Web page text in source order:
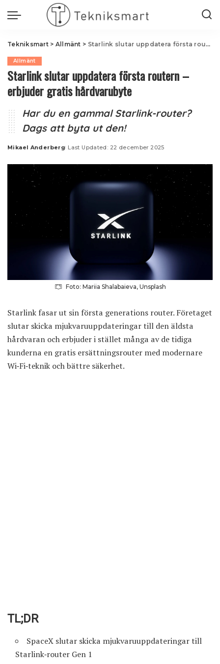
Tekniksmart> Allmänt > Starlink slutar uppdatera första routern – erbjud­er gratis hårdvaru­byte
Allmänt
Starlink slutar uppdatera första routern –
erbjud­er gratis hårdvaru­byte
Har du en gammal Starlink-router?
Dags att byta ut den!
Posted
Mikael Anderberg Last Updated: 22 december 2025
Foto: Mariia Shalabaieva, Unsplash
Starlink fasar ut sin första generations router. Företaget
slutar skicka mjukvaru­uppdateringar till den äldsta
hårdvaran och erbjuder i stället många av de tidiga
kunderna en gratis ersättnings­router med modernare
Wi‑Fi‑teknik och bättre säkerhet.
TL;DR
SpaceX slutar skicka mjukvaru­uppdateringar till
Starlink‑router Gen 1